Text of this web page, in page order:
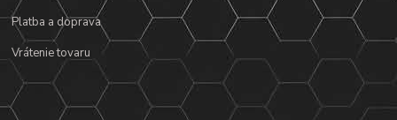
Platba a doprava
Vrátenie tovaru